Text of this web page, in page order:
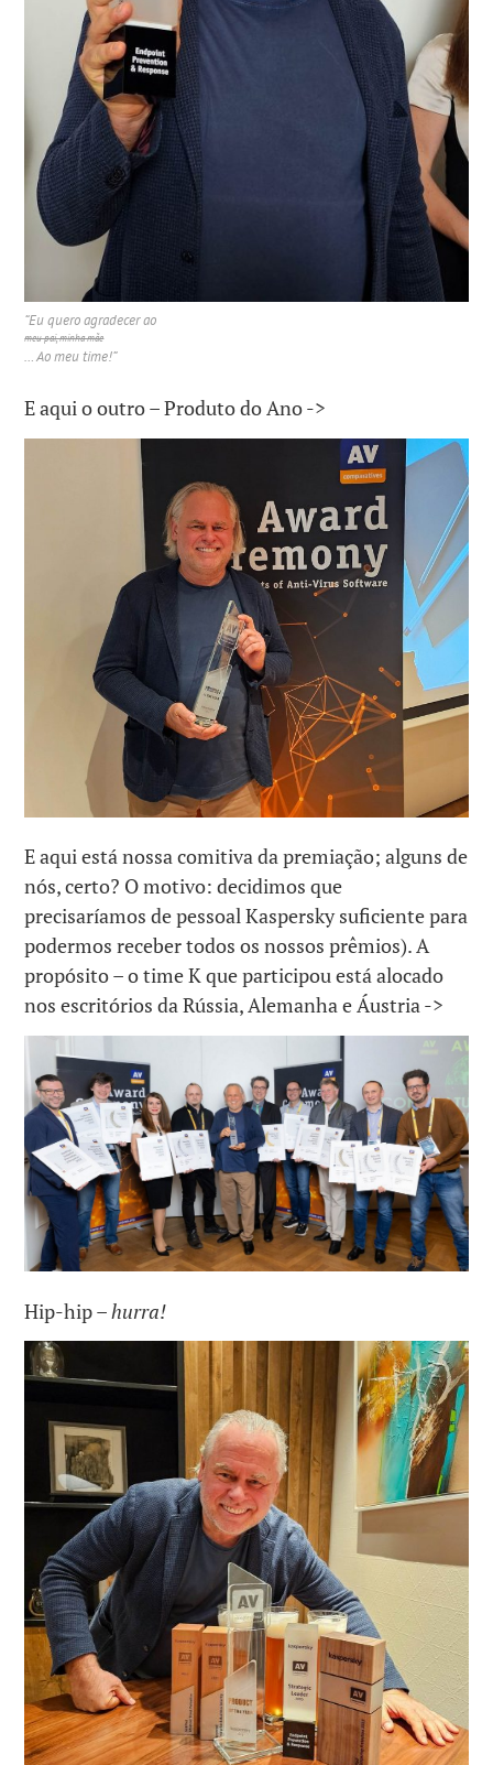
“Eu quero agradecer ao
meu pai, minha mãe
… Ao meu time!”
E aqui o outro – Produto do Ano ->
E aqui está nossa comitiva da premiação; alguns de
nós, certo? O motivo: decidimos que
precisaríamos de pessoal Kaspersky suficiente para
podermos receber todos os nossos prêmios). A
propósito – o time K que participou está alocado
nos escritórios da Rússia, Alemanha e Áustria ->
Hip-hip – hurra!